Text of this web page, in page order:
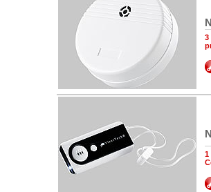
3
1